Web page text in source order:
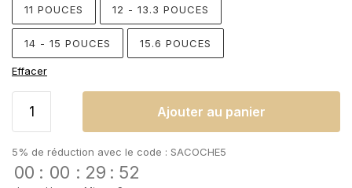
11 POUCES 12 - 13.3 POUCES
14 - 15 POUCES 15.6 POUCES
Effacer
Ajouter au panier
5% de réduction avec le code : SACOCHE5
00 : 00 : 29 : 51